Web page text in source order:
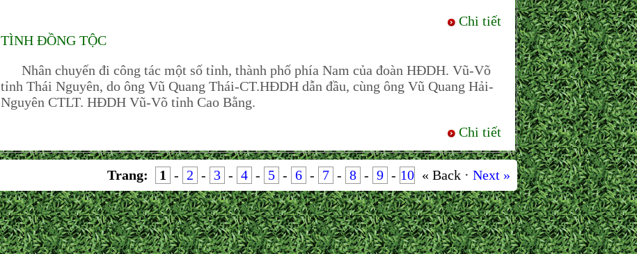
Chi tiết
TÌNH ĐỒNG TỘC
Nhân chuyến đi công tác một số tỉnh, thành phố phía Nam của đoàn HĐDH. Vũ-Võ
tỉnh Thái Nguyên, do ông Vũ Quang Thái-CT.HĐDH dẫn đầu, cùng ông Vũ Quang Hải-
Nguyên CTLT. HĐDH Vũ-Võ tỉnh Cao Bằng.
Chi tiết
Trang: 1 - 2 - 3 - 4 - 5 - 6 - 7 - 8 - 9 - 10 « Back · Next »